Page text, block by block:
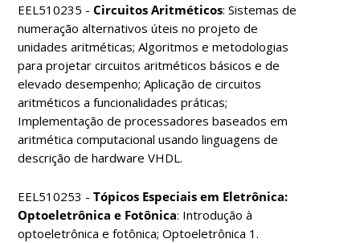
EEL510235 -Circuitos Aritméticos:Sistemas de
numeração alternativos úteis no projeto de
unidades aritméticas; Algoritmos e metodologias
para projetar circuitos aritméticos básicos e de
elevado desempenho; Aplicação de circuitos
aritméticos a funcionalidades práticas;
Implementação de processadores baseados em
aritmética computacional usando linguagens de
descrição de hardware VHDL.
EEL510253 -Tópicos Especiais em Eletrônica:
Optoeletrônica e Fotônica: Introdução à
optoeletrônica e fotônica; Optoeletrônica 1.